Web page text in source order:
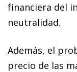
financiera del
neutralidad.
Además, el
precio de las